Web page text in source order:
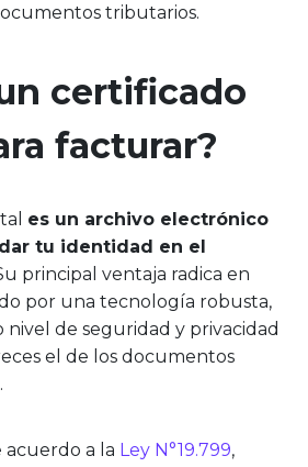
tributarios.
certificado
facturar?
es un archivo electrónico
tu identidad en el
principal ventaja radica en
por una tecnología robusta,
de seguridad y privacidad
el de los documentos
acuerdo a la Ley N°19.799,